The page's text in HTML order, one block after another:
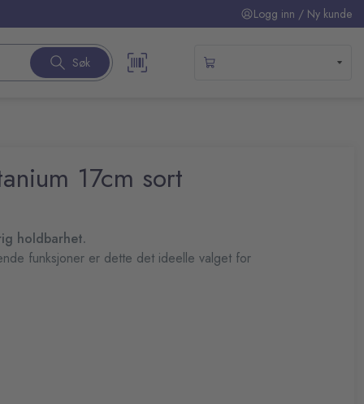
Logg inn / Ny kunde
Søk
17cm sort
holdbarhet.
funksjoner er dette det ideelle valget for